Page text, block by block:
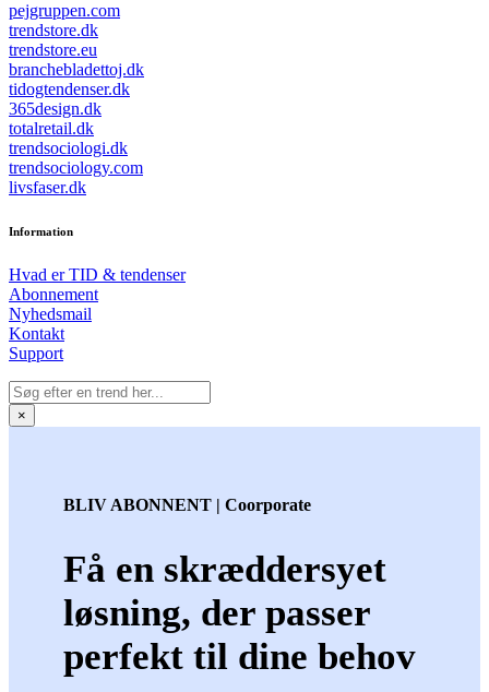
pejgruppen.com
trendstore.dk
trendstore.eu
branchebladettoj.dk
tidogtendenser.dk
365design.dk
totalretail.dk
trendsociologi.dk
trendsociology.com
livsfaser.dk
Information
Hvad er TID & tendenser
Abonnement
Nyhedsmail
Kontakt
Support
×
BLIV ABONNENT | Coorporate
Få en skræddersyet
løsning, der passer
perfekt til dine behov